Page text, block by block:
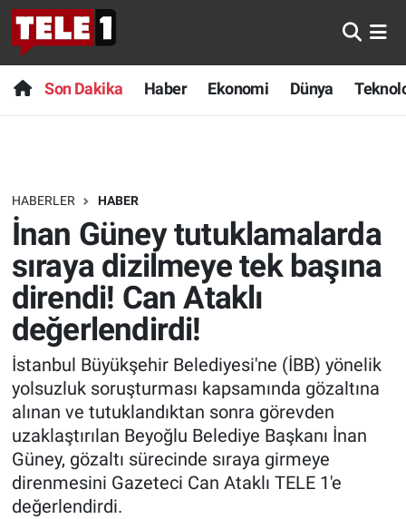
Son Dakika Haber Ekonomi Dünya
HABERLER HABER
İnan Güney tutuklamalarda
sıraya dizilmeye tek başına
direndi! Can Ataklı
değerlendirdi!
İstanbul Büyükşehir Belediyesi'ne (İBB) yönelik
yolsuzluk soruşturması kapsamında gözaltına
alınan ve tutuklandıktan sonra görevden
uzaklaştırılan Beyoğlu Belediye Başkanı İnan
Güney, gözaltı sürecinde sıraya girmeye
direnmesini Gazeteci Can Ataklı TELE 1'e
değerlendirdi.
Anında Manşet
Başka Sohbetler
Bilim turu
Bilim ve Teknoloji Evreni
Doğa Konuşuyor
Dünya
Ege Saati
Ege'den Esintiler
Eğitim
Son Dakika
Haber
Dünya
Teknoloji
Sağlık
Spor
Yayın Akışı
İletişim
Nöbetçi Eczaneler
Hava Durumu
Trafik Durumu
Süper Lig Puan Durumu ve Fikstür
Tüm Manşetler
Son Dakika Haberleri
Haber Arşivi